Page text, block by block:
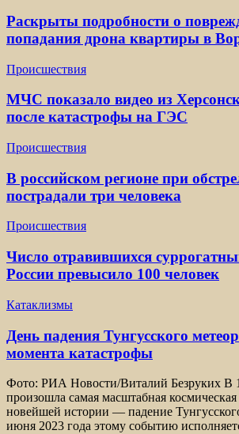
Раскрыты подробности о
попадания дрона квартиры в
Происшествия
МЧС показало видео из
после катастрофы на ГЭС
Происшествия
В российском регионе при
пострадали три человека
Происшествия
Число отравившихся
России превысило 100 человек
Катаклизмы
День падения Тунгусского
момента катастрофы
Фото: РИА Новости/Виталий Безруких В
произошла самая масштабная космическая
новейшей истории — падение
июня 2023 года этому событию